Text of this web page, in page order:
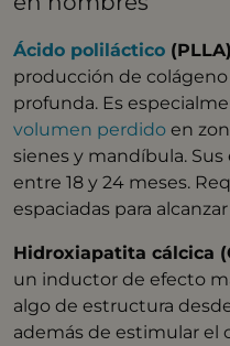
Ácido poliláctico
producción de
profunda. Es
volumen perdidoen
sienes y mandíbula.
entre 18 y 24 meses.
espaciadas para
Hidroxiapatita cálcica
un inductor de efecto
algo de estructura
además de estimular el